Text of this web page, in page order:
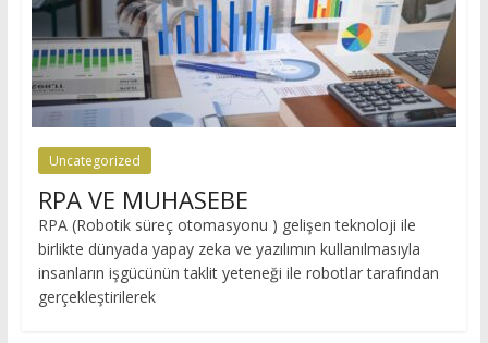
Uncategorized
RPA VE MUHASEBE
RPA (Robotik süreç otomasyonu ) gelişen teknoloji ile
birlikte dünyada yapay zeka ve yazılımın kullanılmasıyla
insanların işgücünün taklit yeteneği ile robotlar tarafından
gerçekleştirilerek